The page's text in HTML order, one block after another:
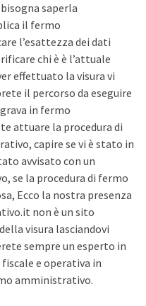
saperla
il fermo
l’esattezza dei dati
chi è è l’attuale
effettuato la visura vi
il percorso da eseguire
in fermo
attuare la procedura di
capire se vi è stato in
avvisato con un
se la procedura di fermo
Ecco la nostra presenza
non è un sito
visura lasciandovi
sempre un esperto in
e operativa in
amministrativo.